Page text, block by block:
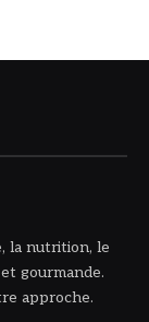
la nutrition, le
gourmande.
approche.